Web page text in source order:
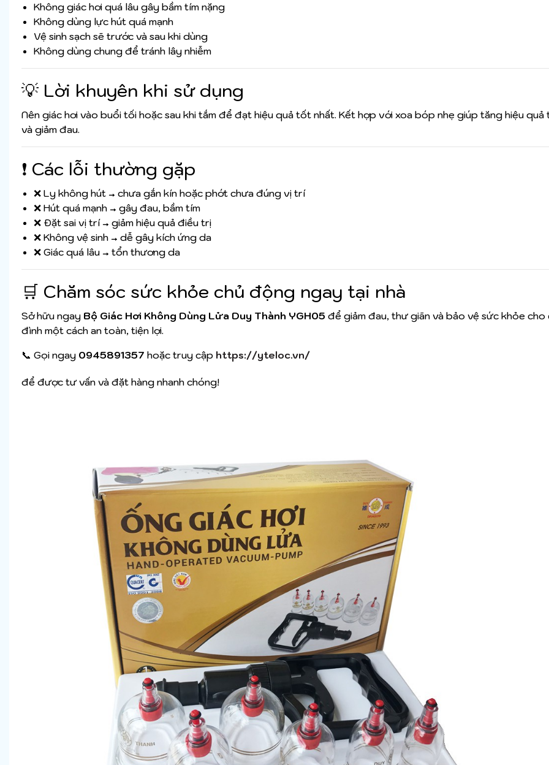
Không giác hơi quá lâu gây bầm tím nặng
Không dùng lực hút quá mạnh
Vệ sinh sạch sẽ trước và sau khi dùng
Không dùng chung để tránh lây nhiễm
💡 Lời khuyên khi sử dụng
Nên giác hơi vào buổi tối hoặc sau khi tắm để đạt hiệu quả tốt nhất. Kết hợp với xoa bóp nhẹ giúp tăng hiệu quả
và giảm đau.
❗ Các lỗi thường gặp
❌ Ly không hút → chưa gắn kín hoặc phớt chưa đúng vị trí
❌ Hút quá mạnh → gây đau, bầm tím
❌ Đặt sai vị trí → giảm hiệu quả điều trị
❌ Không vệ sinh → dễ gây kích ứng da
❌ Giác quá lâu → tổn thương da
🛒 Chăm sóc sức khỏe chủ động ngay tại nhà
Sở hữu ngay Bộ Giác Hơi Không Dùng Lửa Duy Thành YGH05 để giảm đau, thư giãn và bảo vệ sức khỏe cho
đình một cách an toàn, tiện lợi.
📞 Gọi ngay 0945891357 hoặc truy cập https://yteloc.vn/
để được tư vấn và đặt hàng nhanh chóng!